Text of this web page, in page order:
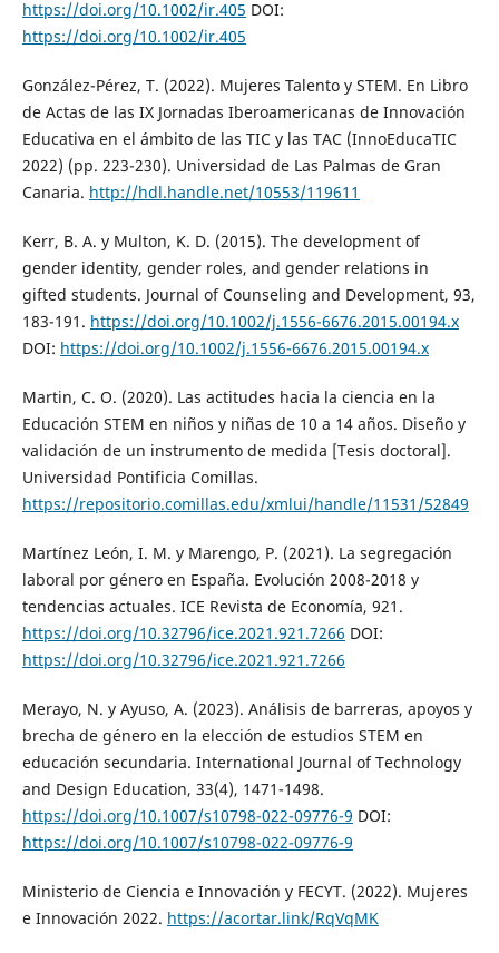
https://doi.org/10.1002/ir.405 DOI:
https://doi.org/10.1002/ir.405
González-Pérez, T. (2022). Mujeres Talento y STEM. En Libro
de Actas de las IX Jornadas Iberoamericanas de Innovación
Educativa en el ámbito de las TIC y las TAC (InnoEducaTIC
2022) (pp. 223-230). Universidad de Las Palmas de Gran
Canaria. http://hdl.handle.net/10553/119611
Kerr, B. A. y Multon, K. D. (2015). The development of
gender identity, gender roles, and gender relations in
gifted students. Journal of Counseling and Development, 93,
183-191. https://doi.org/10.1002/j.1556-6676.2015.00194.x
DOI: https://doi.org/10.1002/j.1556-6676.2015.00194.x
Martin, C. O. (2020). Las actitudes hacia la ciencia en la
Educación STEM en niños y niñas de 10 a 14 años. Diseño y
validación de un instrumento de medida [Tesis doctoral].
Universidad Pontificia Comillas.
https://repositorio.comillas.edu/xmlui/handle/11531/52849
Martínez León, I. M. y Marengo, P. (2021). La segregación
laboral por género en España. Evolución 2008-2018 y
tendencias actuales. ICE Revista de Economía, 921.
https://doi.org/10.32796/ice.2021.921.7266 DOI:
https://doi.org/10.32796/ice.2021.921.7266
Merayo, N. y Ayuso, A. (2023). Análisis de barreras, apoyos y
brecha de género en la elección de estudios STEM en
educación secundaria. International Journal of Technology
and Design Education, 33(4), 1471-1498.
https://doi.org/10.1007/s10798-022-09776-9 DOI:
https://doi.org/10.1007/s10798-022-09776-9
Ministerio de Ciencia e Innovación y FECYT. (2022). Mujeres
e Innovación 2022. https://acortar.link/RqVqMK